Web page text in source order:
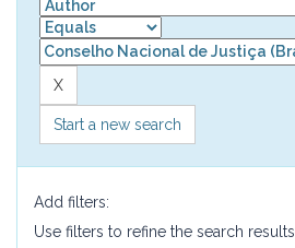
Start a new search
Add filters:
Use filters to refine the search results.